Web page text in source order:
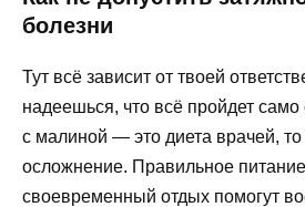
болезни
Тут всё зависит от твоей
надеешься, что всё пройдет
с малиной — это диета врачей,
осложнение. Правильное
своевременный отдых помогут